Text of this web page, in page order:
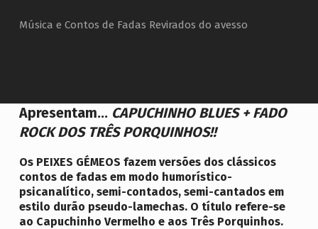
Música e Contos de Fadas Revirados do avesso
Apresentam... CAPUCHINHO BLUES + FADO
ROCK DOS TRÊS PORQUINHOS!!
Os PEIXES GÉMEOS fazem versões dos clássicos
contos de fadas em modo humorístico-
psicanalítico, semi-contados, semi-cantados em
estilo durão pseudo-lamechas. O título refere-se
ao Capuchinho Vermelho e aos Três Porquinhos.